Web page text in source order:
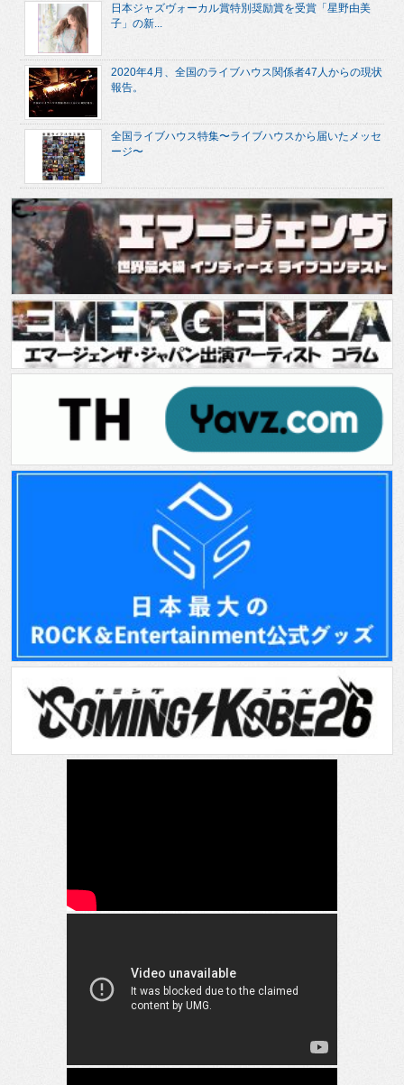
日本ジャズヴォーカル賞特別奨励賞を受賞「星野由美
子」の新...
2020年4月、全国のライブハウス関係者47人からの現状
報告。
全国ライブハウス特集〜ライブハウスから届いたメッセ
ージ〜